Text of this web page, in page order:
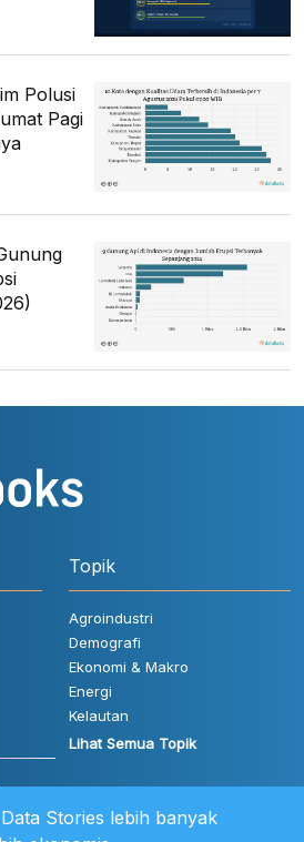
Polusi
Pagi
Topik
Agroindustri
Demografi
Ekonomi & Makro
Energi
Kelautan
Lihat Semua Topik
Stories lebih banyak